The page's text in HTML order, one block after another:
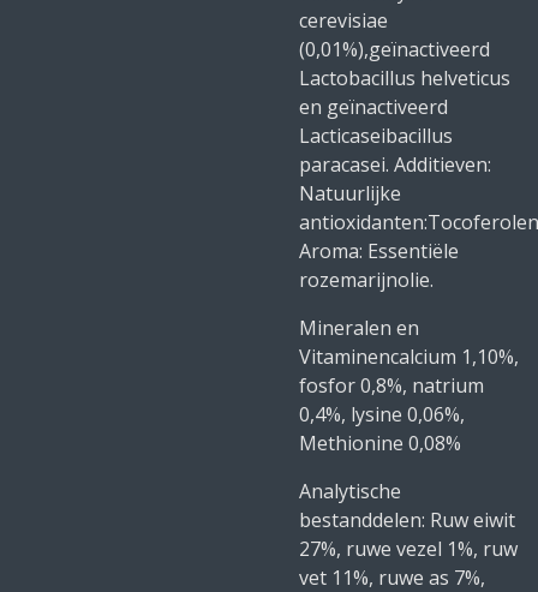
cerevisiae
(0,01%),geïnactiveerd
Lactobacillus helveticus
en geïnactiveerd
Lacticaseibacillus
paracasei. Additieven:
Natuurlijke
Aroma: Essentiële
rozemarijnolie.
Mineralen en
Vitaminencalcium 1,10%,
fosfor 0,8%, natrium
0,4%, lysine 0,06%,
Methionine 0,08%
Analytische
bestanddelen: Ruw eiwit
27%, ruwe vezel 1%, ruw
vet 11%, ruwe as 7%,